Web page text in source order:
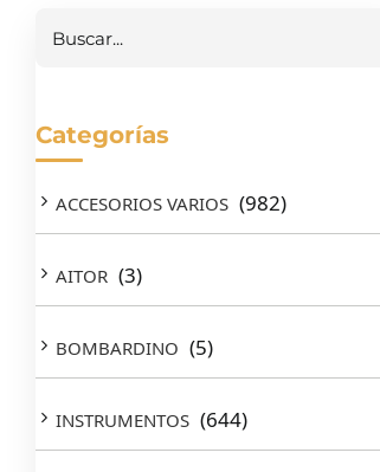
Categorías
ACCESORIOS VARIOS (982)
AITOR (3)
BOMBARDINO (5)
INSTRUMENTOS (644)